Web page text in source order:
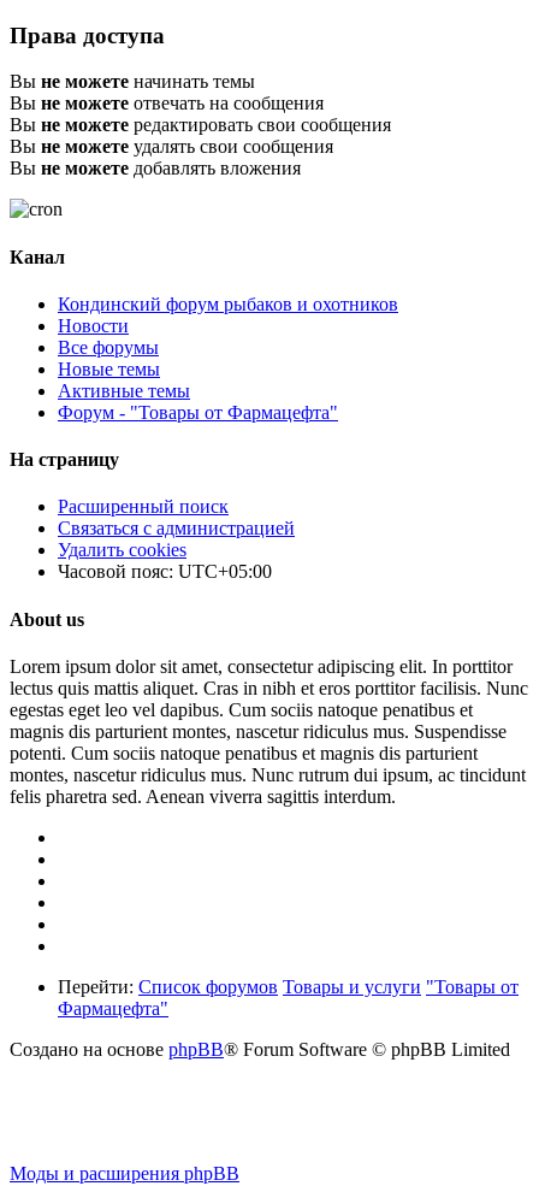
Права доступа
Вы не можете начинать темы
Вы не можете отвечать на сообщения
Вы не можете редактировать свои сообщения
Вы не можете удалять свои сообщения
Вы не можете добавлять вложения
Канал
Кондинский форум рыбаков и охотников
Новости
Все форумы
Новые темы
Активные темы
Форум - "Товары от Фармацефта"
На страницу
Расширенный поиск
Связаться с администрацией
Удалить cookies
Часовой пояс: UTC+05:00
About us
Lorem ipsum dolor sit amet, consectetur adipiscing elit. In porttitor
lectus quis mattis aliquet. Cras in nibh et eros porttitor facilisis. Nunc
egestas eget leo vel dapibus. Cum sociis natoque penatibus et
magnis dis parturient montes, nascetur ridiculus mus. Suspendisse
potenti. Cum sociis natoque penatibus et magnis dis parturient
montes, nascetur ridiculus mus. Nunc rutrum dui ipsum, ac tincidunt
felis pharetra sed. Aenean viverra sagittis interdum.
Перейти: Список форумов Товары и услуги "Товары от
Фармацефта"
Создано на основе phpBB® Forum Software © phpBB Limited
Моды и расширения phpBB